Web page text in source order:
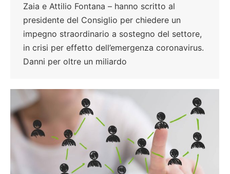
Zaia e Attilio Fontana – hanno scritto al
presidente del Consiglio per chiedere un
impegno straordinario a sostegno del settore,
in crisi per effetto dell’emergenza coronavirus.
Danni per oltre un miliardo